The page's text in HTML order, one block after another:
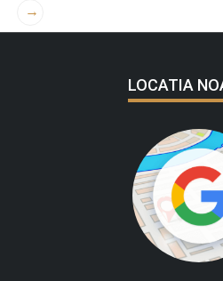
→
LOCATIA